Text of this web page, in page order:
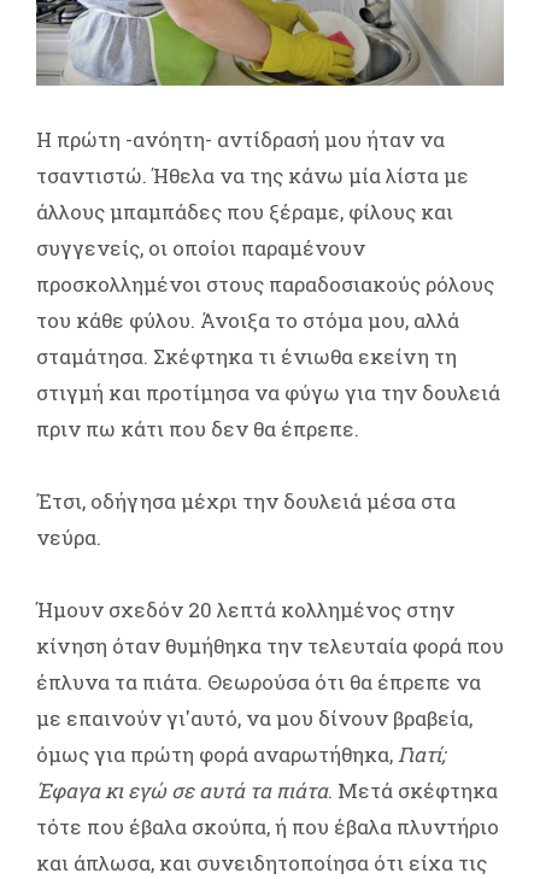
Η πρώτη -ανόητη- αντίδρασή μου ήταν να
τσαντιστώ. Ήθελα να της κάνω μία λίστα με
άλλους μπαμπάδες που ξέραμε, φίλους και
συγγενείς, οι οποίοι παραμένουν
προσκολλημένοι στους παραδοσιακούς ρόλους
του κάθε φύλου. Άνοιξα το στόμα μου, αλλά
σταμάτησα. Σκέφτηκα τι ένιωθα εκείνη τη
στιγμή και προτίμησα να φύγω για την δουλειά
πριν πω κάτι που δεν θα έπρεπε.
Έτσι, οδήγησα μέχρι την δουλειά μέσα στα
νεύρα.
Ήμουν σχεδόν 20 λεπτά κολλημένος στην
κίνηση όταν θυμήθηκα την τελευταία φορά που
έπλυνα τα πιάτα. Θεωρούσα ότι θα έπρεπε να
με επαινούν γι'αυτό, να μου δίνουν βραβεία,
όμως για πρώτη φορά αναρωτήθηκα,Γιατί;
Έφαγα κι εγώ σε αυτά τα πιάτα. Μετά σκέφτηκα
τότε που έβαλα σκούπα, ή που έβαλα πλυντήριο
και άπλωσα, και συνειδητοποίησα ότι είχα τις